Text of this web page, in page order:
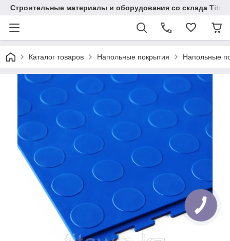
Строительные материалы и оборудования со склада
Каталог товаров Напольные покрытия Напольные